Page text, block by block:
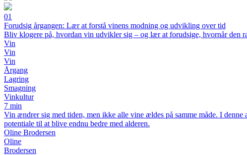
01
Forudsig årgangen: Lær at forstå vinens modning og udvikling over tid
Bliv klogere på, hvordan vin udvikler sig – og lær at forudsige, hvornår den
Vin
Vin
Vin
Årgang
Lagring
Smagning
Vinkultur
7 min
Vin ændrer sig med tiden, men ikke alle vine ældes på samme måde. I
potentiale til at blive endnu bedre med alderen.
Oline Brodersen
Oline
Brodersen